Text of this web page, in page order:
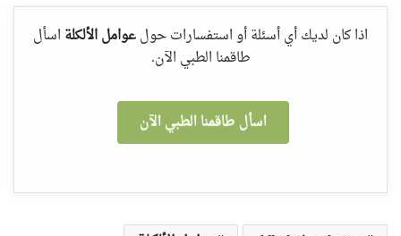
اذا كان لديك أي أسئلة أو استفسارات حولعوامل الألكلة اسأل
طاقمنا الطبي الآن.
اسأل طاقمنا الطبي الآن